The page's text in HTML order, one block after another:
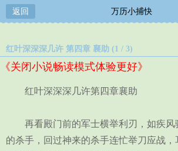
返回 万历小捕快
红叶深深深几许 第四章 襄助 (1 / 3)
《关闭小说畅读模式体验更好》
红叶深深深几许第四章襄助
再看殿门前的军士横举利刃，如疾风
的杀手，回过神来的杀手连忙举刀应战